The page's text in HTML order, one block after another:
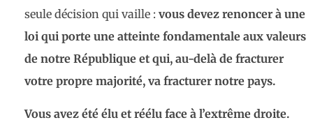
seule décision qui vaille : vous devez renoncer à une
loi qui porte une atteinte fondamentale aux valeurs
de notre République et qui, au-delà de fracturer
votre propre majorité, va fracturer notre pays.
Vous avez été élu et réélu face à l’extrême droite.